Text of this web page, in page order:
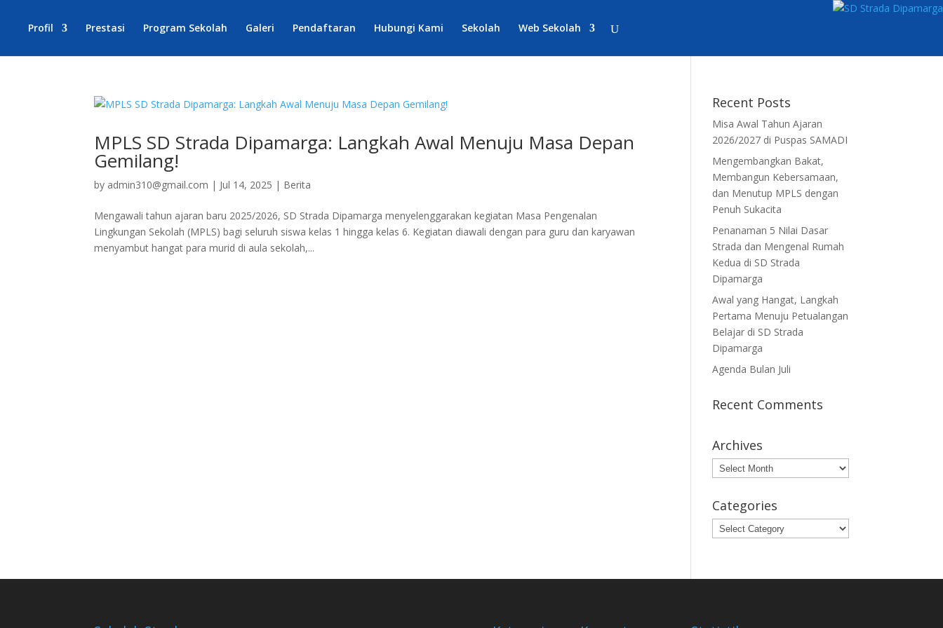
Profil Prestasi Program Sekolah Galeri Pendaftaran Hubungi Kami Sekolah Web Sekolah
MPLS SD Strada Dipamarga: Langkah Awal Menuju Masa Depan
Gemilang!
by admin310@gmail.com | Jul 14, 2025 | Berita
Mengawali tahun ajaran baru 2025/2026, SD Strada Dipamarga menyelenggarakan kegiatan Masa Pengenalan
Lingkungan Sekolah (MPLS) bagi seluruh siswa kelas 1 hingga kelas 6. Kegiatan diawali dengan para guru dan karyawan
menyambut hangat para murid di aula sekolah,...
Recent Posts
Misa Awal Tahun Ajaran
2026/2027 di Puspas SAMADI
Mengembangkan Bakat,
Membangun Kebersamaan,
dan Menutup MPLS dengan
Penuh Sukacita
Penanaman 5 Nilai Dasar
Strada dan Mengenal Rumah
Kedua di SD Strada
Dipamarga
Awal yang Hangat, Langkah
Pertama Menuju Petualangan
Belajar di SD Strada
Dipamarga
Agenda Bulan Juli
Recent Comments
Archives
Archives
Categories
Categories